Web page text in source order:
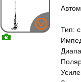
Тип: